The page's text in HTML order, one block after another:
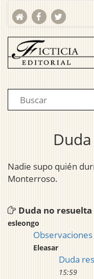
Nadie supo quién
Monterroso.
Duda no resuelta
esleongo
Observaciones
Eleasar
Duda
15:59